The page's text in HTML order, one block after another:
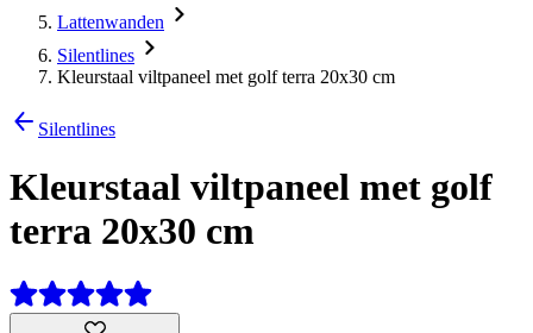
Lattenwanden
Silentlines
Kleurstaal viltpaneel met golf terra 20x30 cm
Silentlines
Kleurstaal viltpaneel met golf
terra 20x30 cm